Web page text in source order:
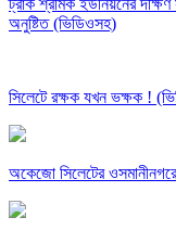
ট্রাক শ্রমিক ইউনিয়নের দক্ষিণ
অনুষ্টিত (ভিডিওসহ)
সিলেটে রক্ষক যখন ভক্ষক !
অকেজো সিলেটের